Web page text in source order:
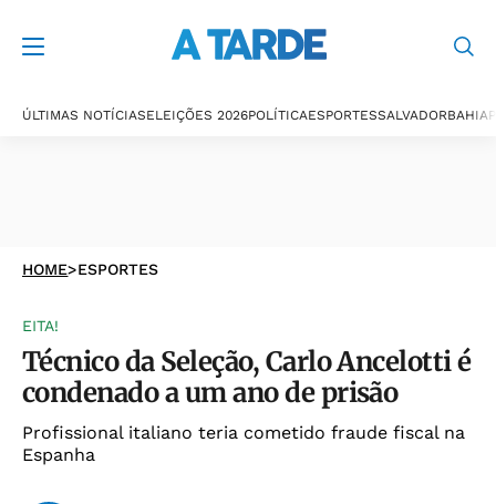
ÚLTIMAS NOTÍCIASELEIÇÕES 2026POLÍTICAESPORTESSALVADORBAHIA
HOME>ESPORTES
EITA!
Técnico da Seleção, Carlo Ancelotti é
condenado a um ano de prisão
Profissional italiano teria cometido fraude fiscal na
Espanha